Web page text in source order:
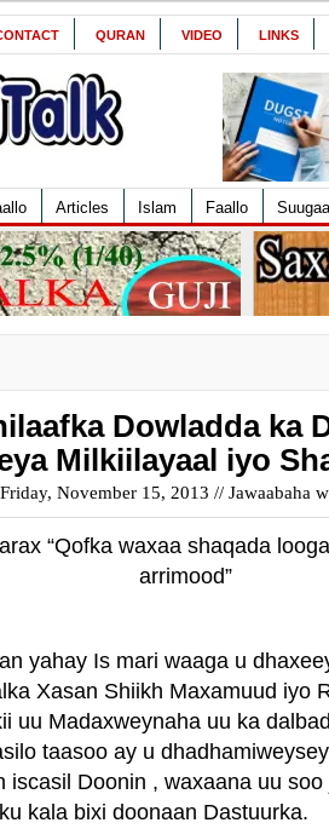
QURAN VIDEO LINKS
Articles Islam Faallo
Dowladda ka
Milkiilayaal iyo
November 15, 2013 // Jawaabaha
“Qofka waxaa shaqada
arrimood”
yahay Is mari waaga u
Xasan Shiikh Maxamuud iyo
uu Madaxweynaha uu ka
taasoo ay u
iscasil Doonin , waxaana uu
kala bixi doonaan Dastuurka.